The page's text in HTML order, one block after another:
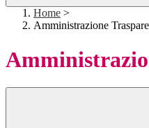
Home >
Amministrazione